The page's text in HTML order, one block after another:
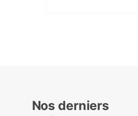
Nos derniers